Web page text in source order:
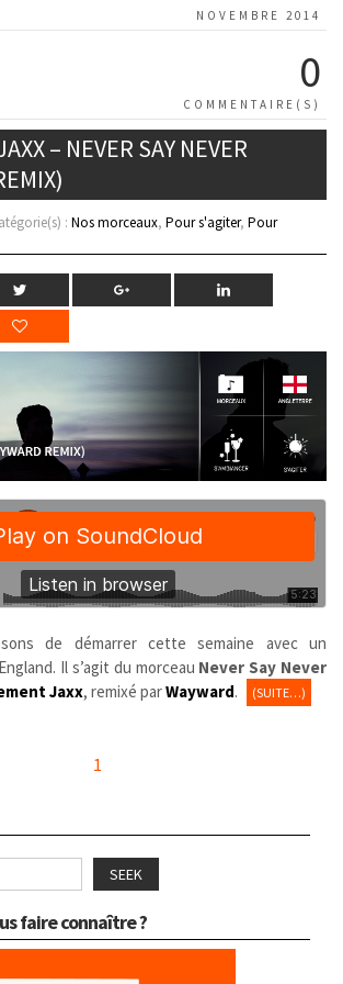
NOVEMBRE 2014
0
COMMENTAIRE(S)
– NEVER SAY NEVER
: Nos morceaux, Pour s'agiter, Pour
de démarrer cette semaine avec un
Il s’agit du morceau Never Say Never
Jaxx, remixé parWayward. (SUITE…)
1
SEEK
faire connaître ?